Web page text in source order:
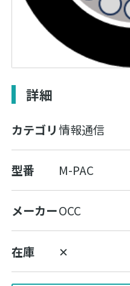
詳細
カテゴリ情報通信
型番 M-PAC
メーカーOCC
在庫 ✕